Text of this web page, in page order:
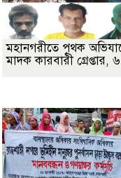
মহানগরীতে পৃথক
মাদক কারবারী গ্রেপ্তার, ৬